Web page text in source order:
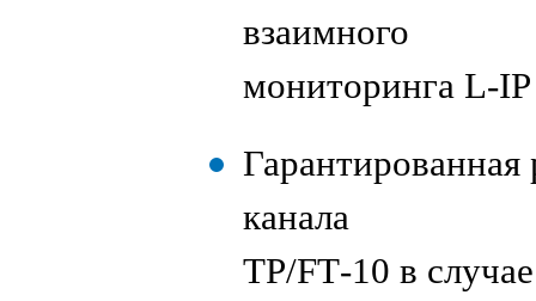
взаимного
мониторинга L-
Гарантированная
канала
TP/FT‑10 в